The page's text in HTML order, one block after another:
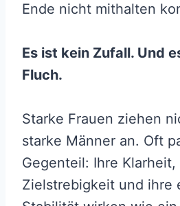
Ende nicht mithalten
Es ist kein Zufall. Und
Fluch.
Starke Frauen ziehen
starke Männer an. Oft
Gegenteil: Ihre Klarheit,
Zielstrebigkeit und ihre